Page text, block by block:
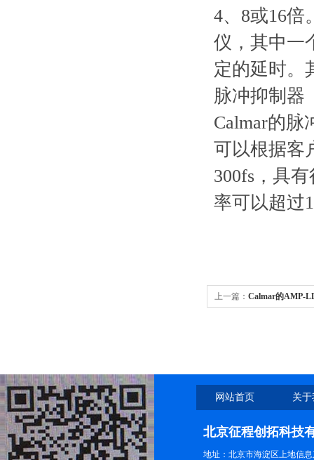
4、 8或16倍
仪，其中一
定的延时。
脉冲抑制器
Calmar的脉
可以根据客
300fs ，具
率可以超过
上一篇： Calmar的AMP-
网站首页 关
北京征程创拓科技
地址：北京市海淀区上地信